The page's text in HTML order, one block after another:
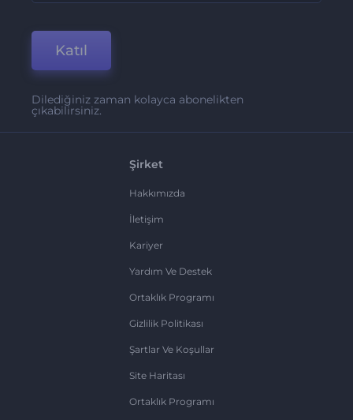
Katıl
Dilediğiniz zaman kolayca abonelikten
çıkabilirsiniz.
Şirket
Hakkımızda
İletişim
Kariyer
Yardım Ve Destek
Ortaklık Programı
Gizlilik Politikası
Şartlar Ve Koşullar
Site Haritası
Ortaklık Programı